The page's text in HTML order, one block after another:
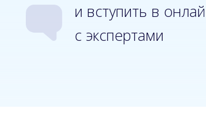
и вступить в
с экспертами